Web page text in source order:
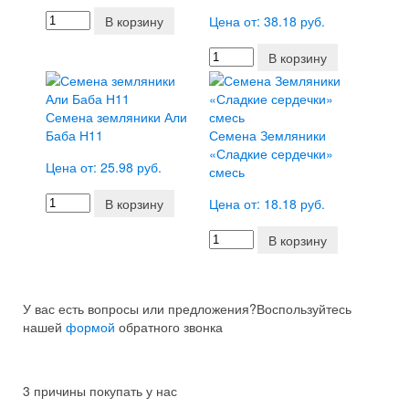
В корзину
Цена от: 38.18 руб.
В корзину
Семена земляники Али
Баба Н11
Цена от: 25.98 руб.
В корзину
Семена Земляники
«Сладкие сердечки»
смесь
Цена от: 18.18 руб.
В корзину
У вас есть вопросы или предложения?Воспользуйтесь
нашей формой обратного звонка
3 причины покупать у нас